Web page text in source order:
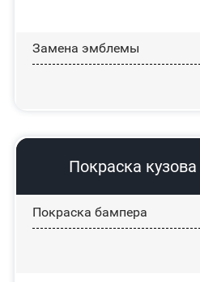
Замена эмблемы
Покраска
Покраска бампера